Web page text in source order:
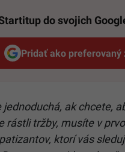
do svojich
Pridať ako preferovaný
Startitup,
jednoduchá, ak chcete,
rástli tržby, musíte v
ktorí vás